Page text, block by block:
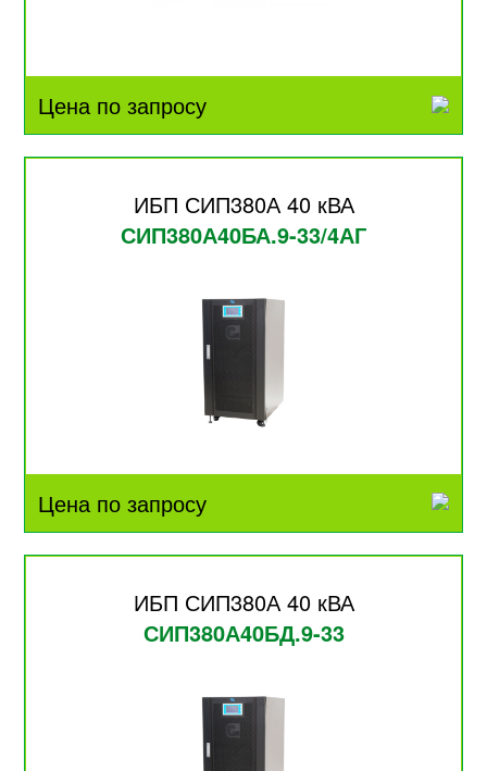
Цена по запросу
ИБП СИП380А 40 кВА
СИП380А40БА.9-33/4АГ
Цена по запросу
ИБП СИП380А 40 кВА
СИП380А40БД.9-33